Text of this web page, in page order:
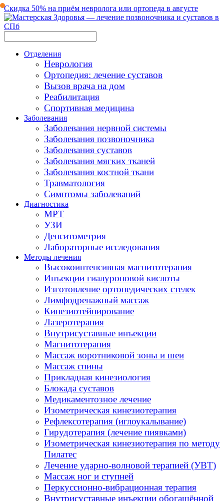
Скидка 50% на приём невролога или ортопеда в августе
Отделения
Неврология
Ортопедия: лечение суставов
Вызов врача на дом
Реабилитация
Спортивная медицина
Заболевания
Заболевания нервной системы
Заболевания позвоночника
Заболевания суставов
Заболевания мягких тканей
Заболевания костной ткани
Травматология
Симптомы заболеваний
Диагностика
МРТ
УЗИ
Денситометрия
Лабораторные исследования
Методы лечения
Высокоинтенсивная магнитотерапия
Инъекции гиалуроновой кислоты
Изготовление ортопедических стелек
Лимфодренажный массаж
Кинезиотейпирование
Лазеротерапия
Внутрисуставные инъекции
Магнитотерапия
Массаж воротниковой зоны и шеи
Массаж спины
Прикладная кинезиология
Блокада суставов
Медикаментозное лечение
Изометрическая кинезиотерапия
Рефлексотерапия (иглоукалывание)
Гирудотерапия (лечение пиявками)
Изометрическая кинезиотерапия по методу
Пилатес
Лечение ударно-волновой терапией (УВТ)
Массаж ног и ступней
Перкуссионно-вибрационная терапия
Внутрисуставные инъекции обогащённой